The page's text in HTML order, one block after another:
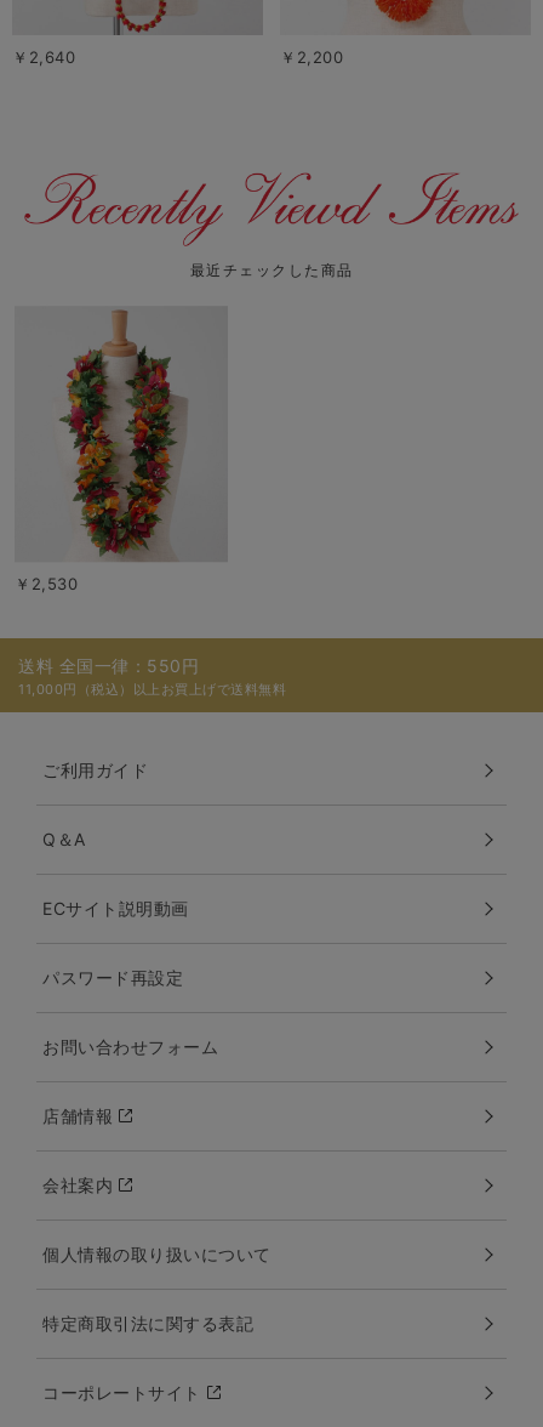
￥2,640 ￥2,200
最近チェックした商品
￥2,530
送料 全国一律：550円
11,000円（税込）以上お買上げで送料無料
ご利用ガイド
Q＆A
ECサイト説明動画
パスワード再設定
お問い合わせフォーム
店舗情報
会社案内
個人情報の取り扱いについて
特定商取引法に関する表記
コーポレートサイト